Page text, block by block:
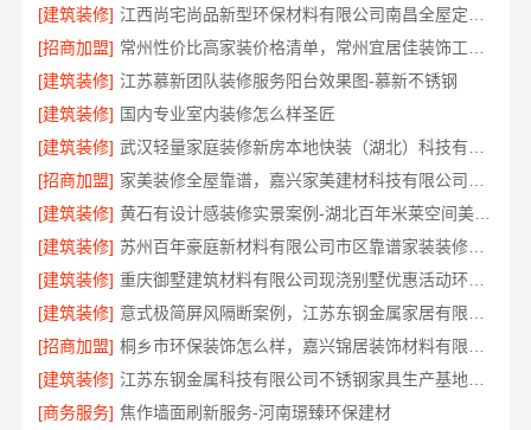
[建筑装修]
[招商加盟]
[建筑装修] 江苏慕新团队装修服务阳台效果图-慕新不锈钢
[建筑装修] 国内专业室内装修怎么样圣匠
[建筑装修]
[招商加盟]
[建筑装修]
黄石有设计感装修实景案例-湖北百年米莱空间美学装饰材料有限公司
[建筑装修]
苏州百年豪庭新材料有限公司市区靠谱家装装修多少钱拎包入住
[建筑装修]
重庆御墅建筑材料有限公司现浇别墅优惠活动环保材料
[建筑装修]
[招商加盟]
[建筑装修]
[商务服务] 焦作墙面刷新服务-河南璟臻环保建材